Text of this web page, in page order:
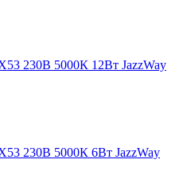
230В 5000К 12Вт JazzWay
230В 5000К 6Вт JazzWay